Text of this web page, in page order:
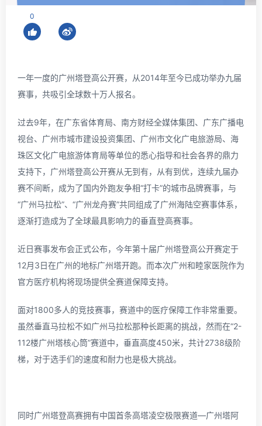
0
一年一度的广州塔登高公开赛，从2014年至今已成功举办九届
赛事，共吸引全球数十万人报名。
过去9年，在广东省体育局、南方财经全媒体集团、广东广播电
视台、广州市城市建设投资集团、广州市文化广电旅游局、海
珠区文化广电旅游体育局等单位的悉心指导和社会各界的鼎力
支持下，广州塔登高公开赛从无到有，从有到优，连续九届办
赛不间断，成为了国内外跑友争相“打卡”的城市品牌赛事，与
“广州马拉松”、“广州龙舟赛”共同组成了广州海陆空赛事体系，
逐渐打造成为了全球最具影响力的垂直登高赛事。
近日赛事发布会正式公布，今年第十届广州塔登高公开赛定于
12月3日在广州的地标广州塔开跑。而本次广州和睦家医院作为
官方医疗机构将现场提供全赛道保障支持。
面对1800多人的竞技赛事，赛道中的医疗保障工作非常重要。
虽然垂直马拉松不如广州马拉松那种长距离的挑战，然而在“2-
112楼广州塔核心筒”赛道中，垂直高度450米，共计2738级阶
梯，对于选手们的速度和耐力也是极大挑战。
同时广州塔登高赛拥有中国首条高塔凌空极限赛道—广州塔阿